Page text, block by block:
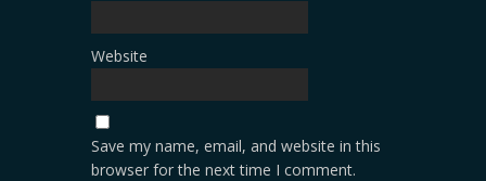
Website
Save my name, email, and website in this
browser for the next time I comment.